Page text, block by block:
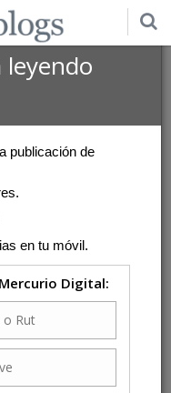
USD
publicación de
en tu móvil.
Digital: